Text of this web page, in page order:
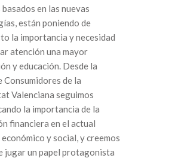
en las nuevas
están poniendo de
la importancia y necesidad
atención una mayor
y educación. Desde la
Consumidores de la
Valenciana seguimos
la importancia de la
financiera en el actual
y social, y creemos
jugar un papel protagonista